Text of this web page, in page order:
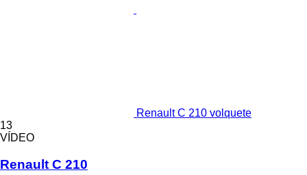
Renault C 210 volquete
13
VÍDEO
Renault C 210